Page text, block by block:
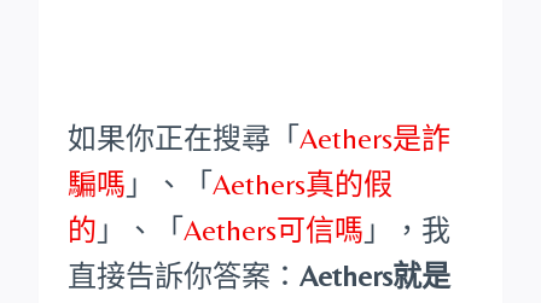
如果你正在搜尋「 Aethers是詐
騙嗎 」、「 Aethers真的假
的 」、「 Aethers可信嗎 」，我
直接告訴你答案： Aethers就是